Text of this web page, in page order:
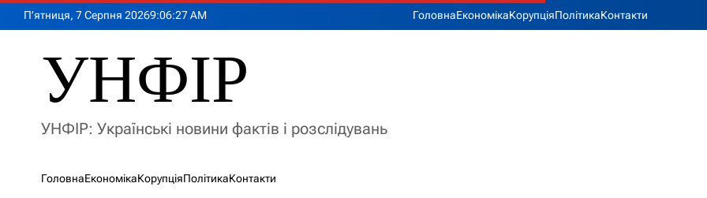
П’ятниця, 7 Серпня 20269:06:29AM ГоловнаЕкономікаКорупціяПолітикаКонтакти
УНФІР
УНФІР: Українські новини фактів і розслідувань
ГоловнаЕкономікаКорупціяПолітикаКонтакти